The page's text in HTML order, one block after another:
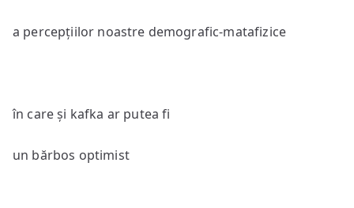
a percepțiilor noastre demografic-matafizice
în care și kafka ar putea fi
un bărbos optimist